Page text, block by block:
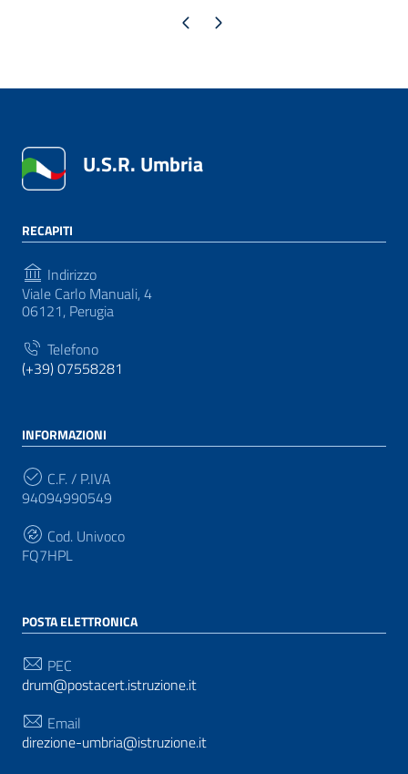
Pagina precedente
Pagina successiva
U.S.R. Umbria
RECAPITI
Indirizzo
Viale Carlo Manuali, 4
06121, Perugia
Telefono
(+39) 07558281
INFORMAZIONI
C.F. / P.IVA
94094990549
Cod. Univoco
FQ7HPL
POSTA ELETTRONICA
PEC
drum@postacert.istruzione.it
Email
direzione-umbria@istruzione.it